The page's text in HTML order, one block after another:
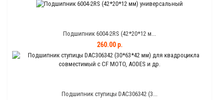
Подшипник 6004-2RS (42*20*12 м...
260.00 р.
Подшипник ступицы DAC306342 (3...